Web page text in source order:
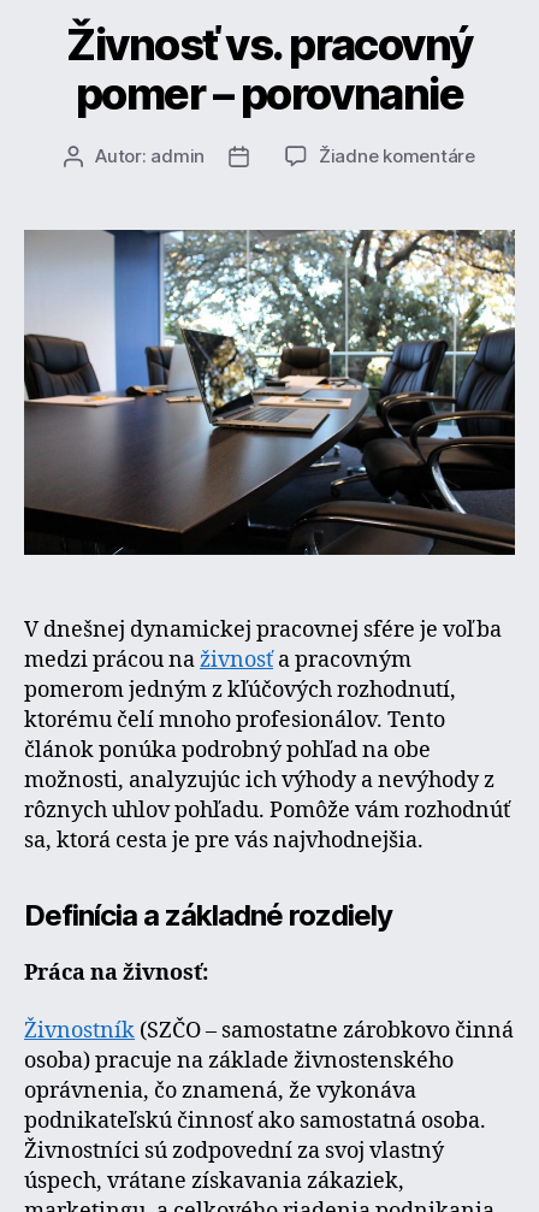
Živnosť vs. pracovný
pomer – porovnanie
AutorAutor: admin
Dátum
Žiadne komentárena
pomer
–
V dnešnej dynamickej pracovnej sfére je voľba
medzi prácou naživnosťa pracovným
pomerom jedným z kľúčových rozhodnutí,
ktorému čelí mnoho profesionálov. Tento
článok ponúka podrobný pohľad na obe
možnosti, analyzujúc ich výhody a nevýhody z
rôznych uhlov pohľadu. Pomôže vám rozhodnúť
sa, ktorá cesta je pre vás najvhodnejšia.
Definícia a základné rozdiely
Práca na živnosť:
Živnostník (SZČO – samostatne zárobkovo činná
osoba) pracuje na základe živnostenského
oprávnenia, čo znamená, že vykonáva
podnikateľskú činnosť ako samostatná osoba.
Živnostníci sú zodpovední za svoj vlastný
úspech, vrátane získavania zákaziek,